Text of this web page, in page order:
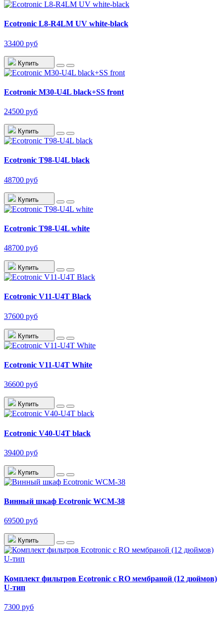
Ecotronic L8-R4LM UV white-black
33400 руб
Купить
Ecotronic M30-U4L black+SS front
24500 руб
Купить
Ecotronic T98-U4L black
48700 руб
Купить
Ecotronic T98-U4L white
48700 руб
Купить
Ecotronic V11-U4T Black
37600 руб
Купить
Ecotronic V11-U4T White
36600 руб
Купить
Ecotronic V40-U4T black
39400 руб
Купить
Винный шкаф Ecotronic WCM-38
69500 руб
Купить
Комплект фильтров Ecotronic с RO мембраной (12 дюймов)
U-тип
7300 руб